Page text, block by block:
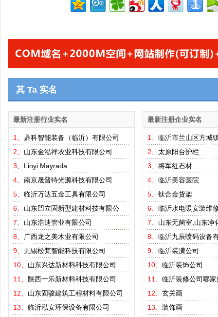
其 Ta 实名
最新注册行业实名
1、 鼎科智能装备（临沂）有限公司
2、 山东金泓祥农业科技有限公司
3、 Linyi Mayrada
4、 南京晟普特光源科技有限公司
5、 临沂万达五金工具有限公司
6、 山东凹立固新型建材科技有限公
7、 山东浩迪管业有限公司
8、
广西龙之美木业有限公司
9、 无锡松梵智能科技有限公司
10、 山东兴达新材料科技有限公司
11、
陕西一乐新材料科技有限公司
12、 山东固骏建筑工程材料有限公司
13、 临沂泓安环保设备有限公司
最新注册企业实名
1、 临沂市兰山区方城
2、 太原阳台护栏
3、 将军红石材
4、 临沂美容医院
5、 钛合金货架
6、 临沂水电暖安装维
7、 山东无菌室,山东净
8、 临沂九辰喷码设备
9、 临沂装潢公司
10、 临沂装饰公司
11、 临沂装修公司哪家
12、 玄关画
13、 装饰画